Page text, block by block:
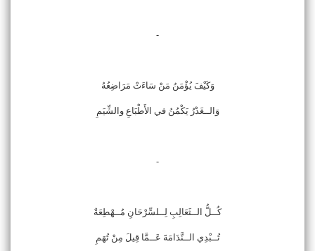
-
وَكَيْفَ يُؤْمَنُ مَنْ سَاءَتْ مَرَاضِعُهُ
وَالــغَدْرُ يَكْمُنُ في الأَطْبَاعِ والشِّيَمِ
-
كُــلُّ الــثَعَالِبِ لِــلسِّرْحَانِ مُــهْطِعَةٌ
تُــبْدِي الــنَّدَامَةَ عَــمَّا قِيلَ مِنْ تُهَمِ